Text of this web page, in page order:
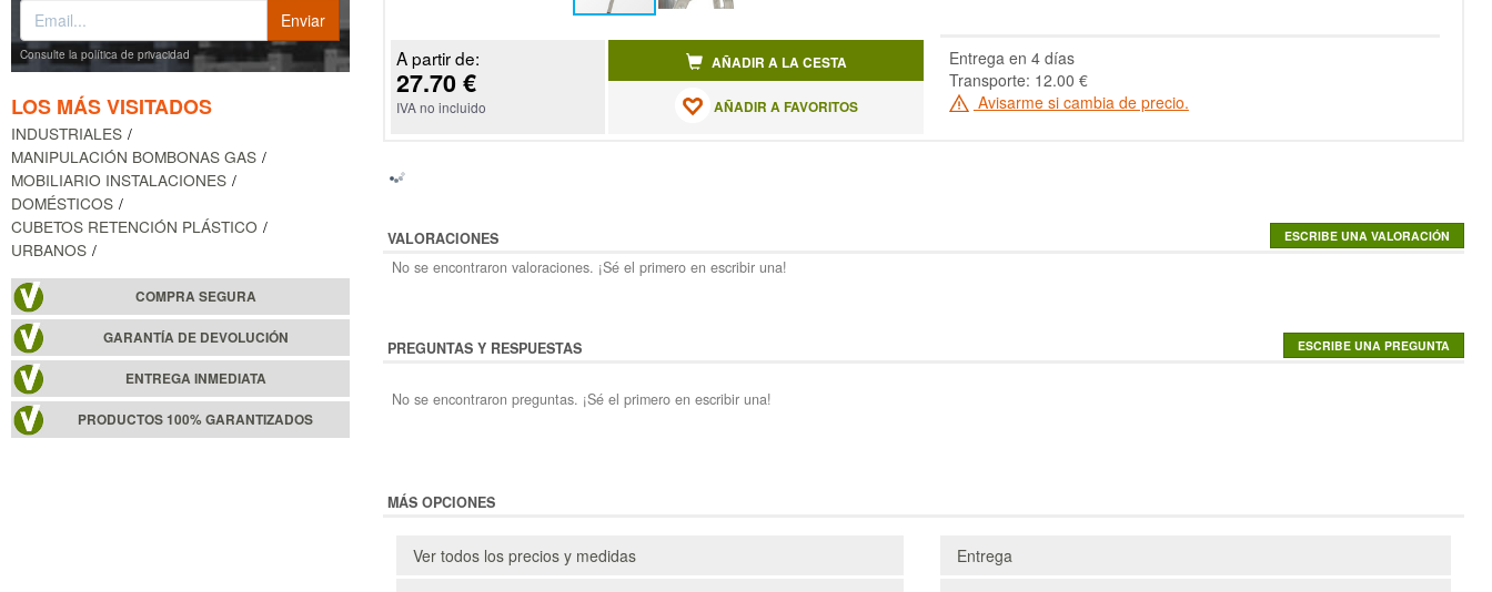
Consulte la política de privacidad
LOS MÁS VISITADOS
INDUSTRIALES
MANIPULACIÓN BOMBONAS GAS
MOBILIARIO INSTALACIONES
DOMÉSTICOS
CUBETOS RETENCIÓN PLÁSTICO
URBANOS
COMPRA SEGURA
GARANTÍA DE DEVOLUCIÓN
ENTREGA INMEDIATA
PRODUCTOS 100% GARANTIZADOS
A partir de:
27.70 €
IVA no incluido
AÑADIR A LA CESTA
AÑADIR A FAVORITOS
Entrega en 4 días
Transporte: 12.00 €
Avisarme si cambia de precio.
VALORACIONES
No se encontraron valoraciones. ¡Sé el primero en escribir una!
PREGUNTAS Y RESPUESTAS
No se encontraron preguntas. ¡Sé el primero en escribir una!
MÁS OPCIONES
Ver todos los precios y medidas
Entrega